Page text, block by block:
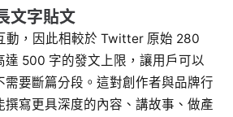
文字貼文
動，因此相較於 Twitter 原始 280
達 500 字的發文上限，讓用戶可以
需要斷篇分段。這對創作者與品牌行
撰寫更具深度的內容、講故事、做產